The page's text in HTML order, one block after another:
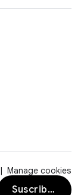
Manage cookies
Suscribirse